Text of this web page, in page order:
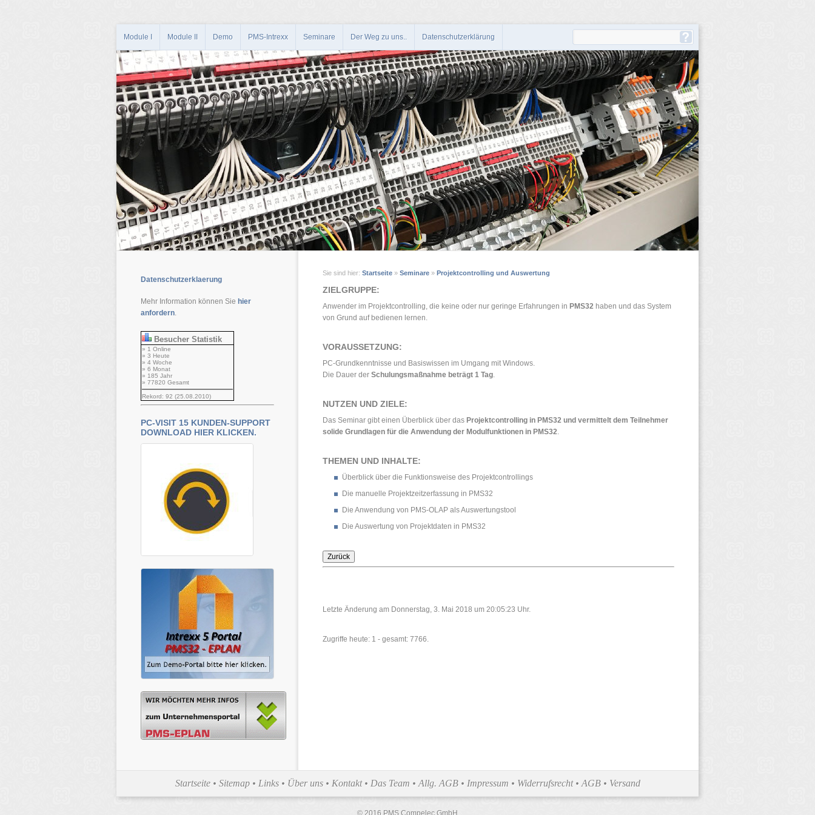
Module I Module II Demo PMS-Intrexx Seminare Der Weg zu uns.. Datenschutzerklärung
Datenschutzerklaerung
Mehr Information können Sie hier
anfordern.
Besucher Statistik
» 1 Online
» 3 Heute
» 4 Woche
» 6 Monat
» 185 Jahr
» 77820 Gesamt
Rekord: 92 (25.08.2010)
PC-VISIT 15 KUNDEN-SUPPORT
DOWNLOAD HIER KLICKEN.
Sie sind hier: Startseite » Seminare » Projektcontrolling und Auswertung
ZIELGRUPPE:
Anwender im Projektcontrolling, die keine oder nur geringe Erfahrungen in PMS32 haben und das System
von Grund auf bedienen lernen.
VORAUSSETZUNG:
PC-Grundkenntnisse und Basiswissen im Umgang mit Windows.
Die Dauer der Schulungsmaßnahme beträgt 1 Tag.
NUTZEN UND ZIELE:
Das Seminar gibt einen Überblick über das Projektcontrolling in PMS32 und vermittelt dem Teilnehmer
solide Grundlagen für die Anwendung der Modulfunktionen in PMS32.
THEMEN UND INHALTE:
Überblick über die Funktionsweise des Projektcontrollings
Die manuelle Projektzeitzerfassung in PMS32
Die Anwendung von PMS-OLAP als Auswertungstool
Die Auswertung von Projektdaten in PMS32
Letzte Änderung am Donnerstag, 3. Mai 2018 um 20:05:23 Uhr.
Zugriffe heute: 1 - gesamt: 7766.
Startseite• Sitemap• Links• Über uns• Kontakt• Das Team • Allg. AGB• Impressum • Widerrufsrecht• AGB• Versand
© 2016 PMS Compelec GmbH